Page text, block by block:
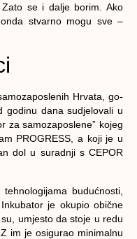
se i dalje borim. Ako
stvarno mogu sve –
Hrvata, go-
godinu dana sudjelovali u
za samozaposlene” kojeg
PROGRESS, a koji je u
dol u suradnji s CEPOR
budućnosti,
je okupio obične
umjesto da stoje u redu
im je osigurao minimalnu